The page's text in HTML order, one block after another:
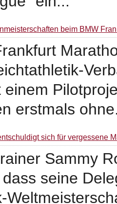
beim BMW
einem
erstmals
sich für vergessene
Sammy
seine